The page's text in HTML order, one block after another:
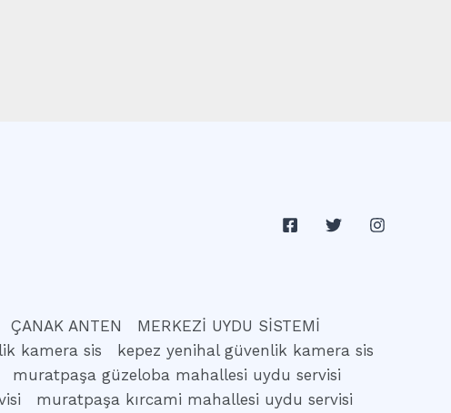
ÇANAK ANTEN
MERKEZİ UYDU SİSTEMİ
kamera sis
kepez yenihal güvenlik kamera sis
muratpaşa güzeloba mahallesi uydu servisi
muratpaşa kırcami mahallesi uydu servisi